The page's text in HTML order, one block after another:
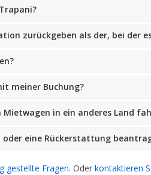
zurückgeben als der, bei der
meiner Buchung?
in ein anderes Land
eine Rückerstattung
gestellte Fragen. Oder kontaktieren